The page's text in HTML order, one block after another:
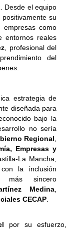
Desde el equipo
su
empresas como
entornos reales
, profesional del
del
estrategia de
diseñada para
bajo la
no sería
Regional,
Empresas y
La Mancha,
la inclusión
más sincero
Medina,
CECAP.
por su esfuerzo,